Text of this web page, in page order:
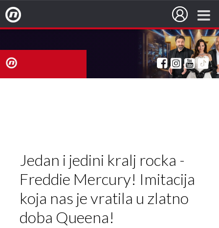
Nova TV
Jedan i jedini kralj rocka -
Freddie Mercury! Imitacija
koja nas je vratila u zlatno
doba Queena!